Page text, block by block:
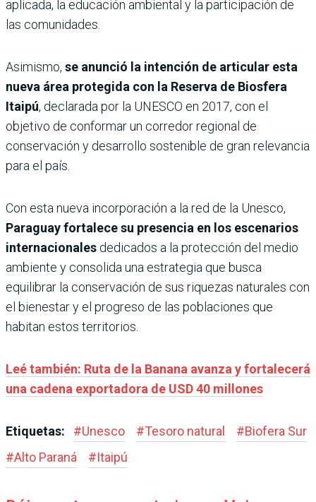
aplicada, la educación ambiental y la participación de
las comunidades.
Asimismo, se anunció la intención de articular esta
nueva área protegida con la Reserva de Biosfera
Itaipú, declarada por la UNESCO en 2017, con el
objetivo de conformar un corredor regional de
conservación y desarrollo sostenible de gran relevancia
para el país.
Con esta nueva incorporación a la red de la Unesco,
Paraguay fortalece su presencia en los escenarios
internacionales dedicados a la protección del medio
ambiente y consolida una estrategia que busca
equilibrar la conservación de sus riquezas naturales con
el bienestar y el progreso de las poblaciones que
habitan estos territorios.
Leé también: Ruta de la Banana avanza y fortalecerá
una cadena exportadora de USD 40 millones
Etiquetas: #Unesco #Tesoro natural #Biofera Sur
#Alto Paraná #Itaipú